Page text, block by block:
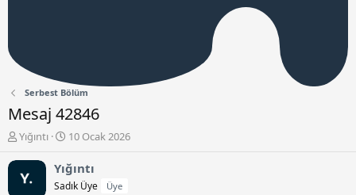
Serbest Bölüm
Mesaj 42846
K
n
b
Yığıntı
B
ş
l
10 Ocak 2026
Yığıntı
Sadık Üye Üye